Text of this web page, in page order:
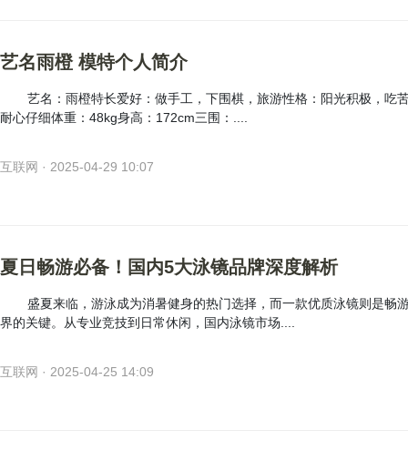
艺名雨橙 模特个人简介
艺名：雨橙特长爱好：做手工，下围棋，旅游性格：阳光积极，吃
耐心仔细体重：48kg身高：172cm三围：....
互联网 · 2025-04-29 10:07
夏日畅游必备！国内5大泳镜品牌深度解析
盛夏来临，游泳成为消暑健身的热门选择，而一款优质泳镜则是畅
界的关键。从专业竞技到日常休闲，国内泳镜市场....
互联网 · 2025-04-25 14:09